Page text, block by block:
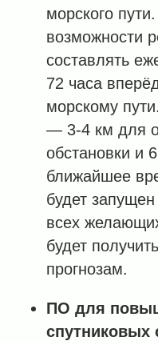
морского
возможности
составлять
72 часа
морскому
— 3-4 км для
обстановки и
ближайшее
будет
всех
будет
прогнозам.
ПО для
спутниковых